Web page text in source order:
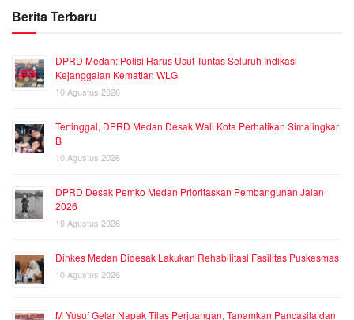
Berita Terbaru
DPRD Medan: Polisi Harus Usut Tuntas Seluruh Indikasi
Kejanggalan Kematian WLG
10 Agustus 2026
Tertinggal, DPRD Medan Desak Wali Kota Perhatikan Simalingkar
B
10 Agustus 2026
DPRD Desak Pemko Medan Prioritaskan Pembangunan Jalan
2026
10 Agustus 2026
Dinkes Medan Didesak Lakukan Rehabilitasi Fasilitas Puskesmas
10 Agustus 2026
M Yusuf Gelar Napak Tilas Perjuangan, Tanamkan Pancasila dan